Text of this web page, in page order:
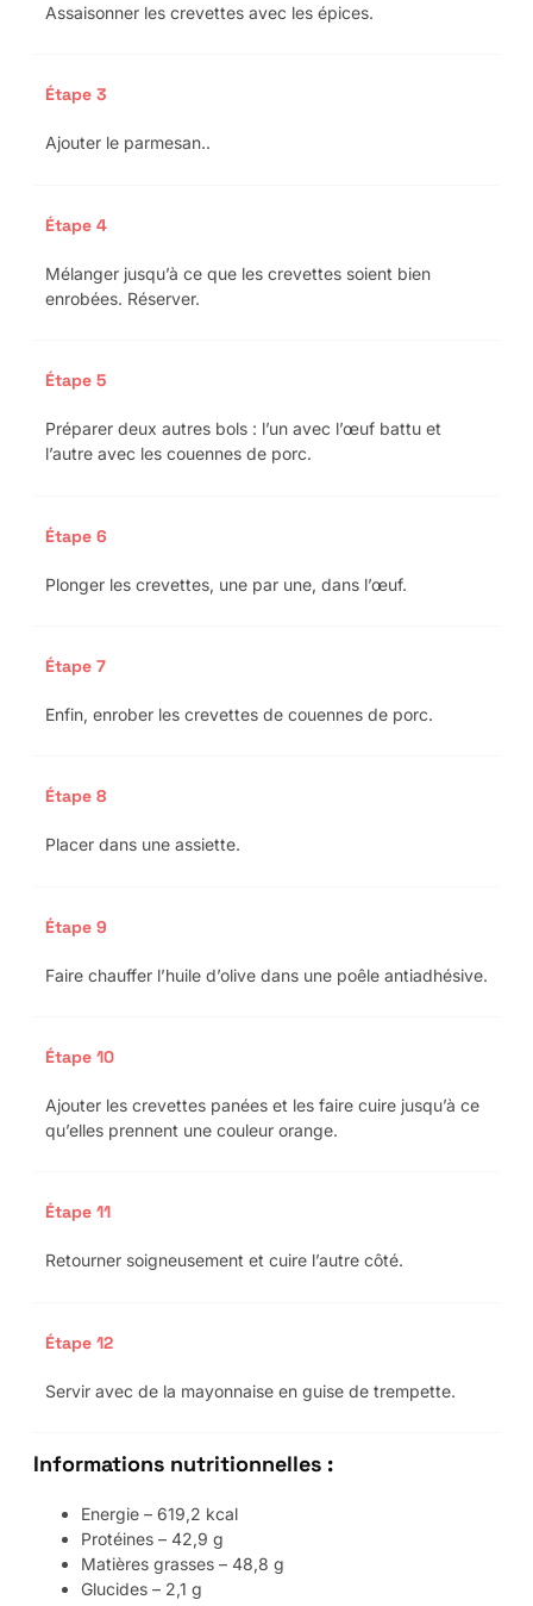
Assaisonner les crevettes avec les épices.
Étape 3
Ajouter le parmesan..
Étape 4
Mélanger jusqu’à ce que les crevettes soient bien
enrobées. Réserver.
Étape 5
Préparer deux autres bols : l’un avec l’œuf battu et
l’autre avec les couennes de porc.
Étape 6
Plonger les crevettes, une par une, dans l’œuf.
Étape 7
Enfin, enrober les crevettes de couennes de porc.
Étape 8
Placer dans une assiette.
Étape 9
Faire chauffer l’huile d’olive dans une poêle antiadhésive.
Étape 10
Ajouter les crevettes panées et les faire cuire jusqu’à ce
qu’elles prennent une couleur orange.
Étape 11
Retourner soigneusement et cuire l’autre côté.
Étape 12
Servir avec de la mayonnaise en guise de trempette.
Informations nutritionnelles :
Energie – 619,2 kcal
Protéines – 42,9 g
Matières grasses – 48,8 g
Glucides – 2,1 g